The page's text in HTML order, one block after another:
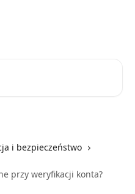
i bezpieczeństwo
przy weryfikacji konta?